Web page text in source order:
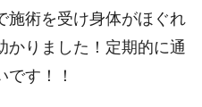
施術を受け身体がほぐれ
かりました！定期的に通
す！！